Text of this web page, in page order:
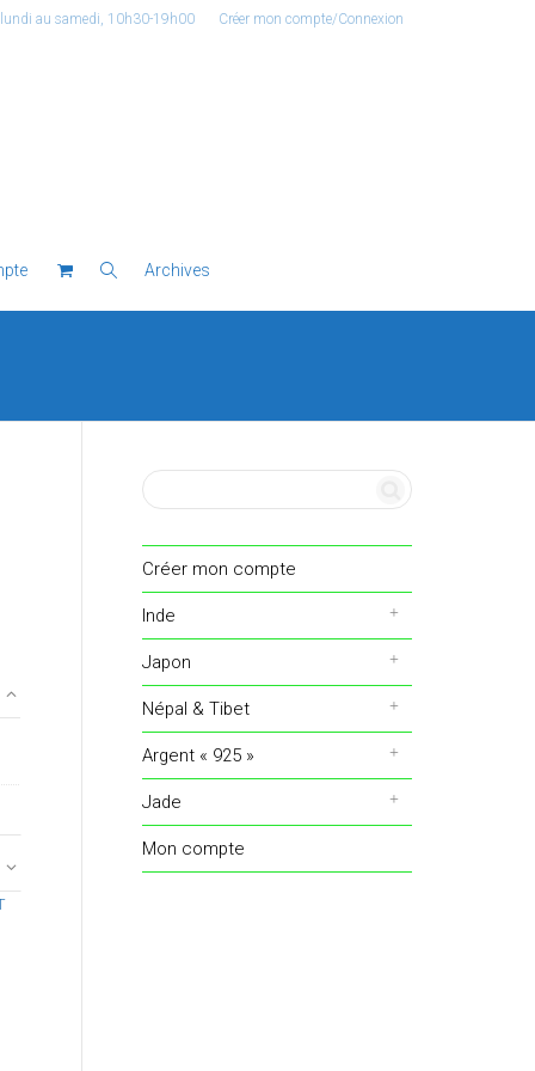
au samedi, 10h30-19h00 Créer mon compte/Connexion
Archives
Créer mon compte
Inde
Japon
Népal & Tibet
Argent « 925 »
Jade
Mon compte